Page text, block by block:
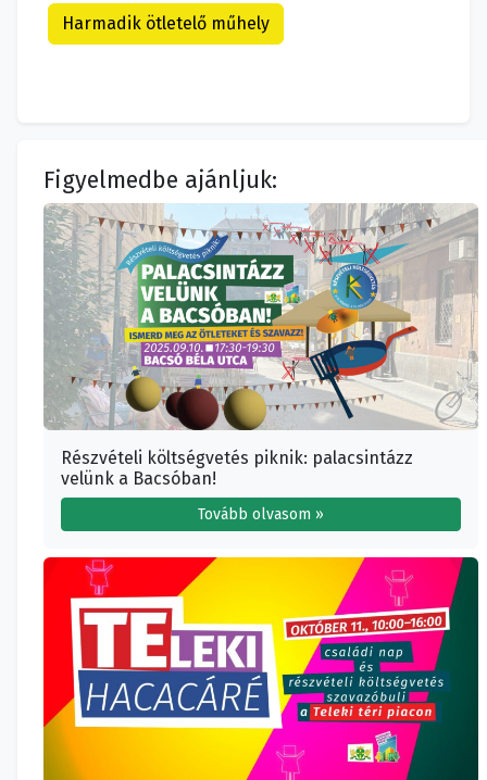
Harmadik ötletelő műhely
Figyelmedbe ajánljuk:
Részvételi költségvetés piknik: palacsintázz
velünk a Bacsóban!
Tovább olvasom »